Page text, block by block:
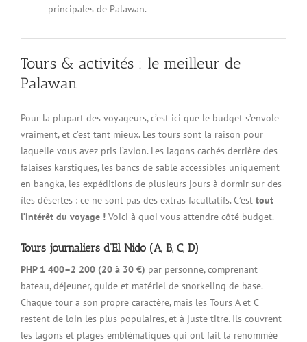
principales de Palawan.
Tours & activités : le meilleur de
Palawan
Pour la plupart des voyageurs, c’est ici que le budget s’envole
vraiment, et c’est tant mieux. Les tours sont la raison pour
laquelle vous avez pris l’avion. Les lagons cachés derrière des
falaises karstiques, les bancs de sable accessibles uniquement
en bangka, les expéditions de plusieurs jours à dormir sur des
îles désertes : ce ne sont pas des extras facultatifs. C’est tout
l’intérêt du voyage ! Voici à quoi vous attendre côté budget.
Tours journaliers d’El Nido (A, B, C, D)
PHP 1 400–2 200 (20 à 30 €) par personne, comprenant
bateau, déjeuner, guide et matériel de snorkeling de base.
Chaque tour a son propre caractère, mais les Tours A et C
restent de loin les plus populaires, et à juste titre. Ils couvrent
les lagons et plages emblématiques qui ont fait la renommée